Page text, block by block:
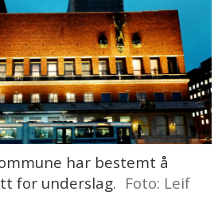
har bestemt å
for underslag. Foto: Leif